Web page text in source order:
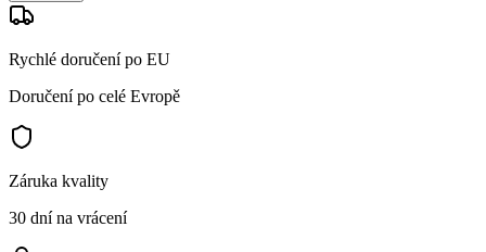
Rychlé doručení po EU
Doručení po celé Evropě
Záruka kvality
30 dní na vrácení